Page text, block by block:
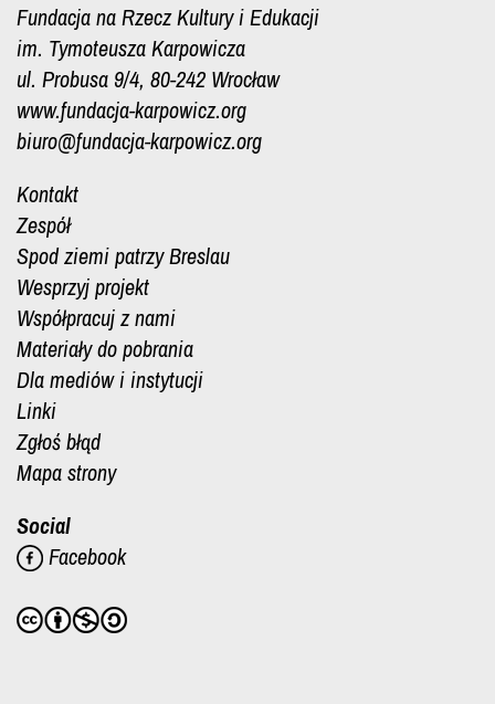
Fundacja na Rzecz Kultury i Edukacji
im. Tymoteusza Karpowicza
ul. Probusa 9/4, 80-242 Wrocław
www.fundacja-karpowicz.org
biuro@fundacja-karpowicz.org
Kontakt
Zespół
Spod ziemi patrzy Breslau
Wesprzyj projekt
Współpracuj z nami
Materiały do pobrania
Dla mediów i instytucji
Linki
Zgłoś błąd
Mapa strony
Social
Facebook